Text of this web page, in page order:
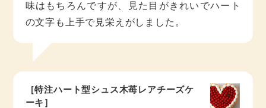
味はもちろんですが、見た目がきれいでハート
の文字も上手で見栄えがしました。
［特注ハート型シュス木苺レアチーズケ
ーキ］